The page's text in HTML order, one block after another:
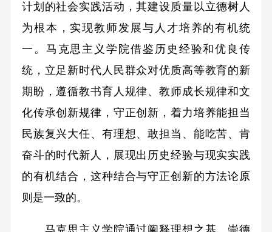
计划的社会实践活动，其建设质量以立德树人
为根本，实现教师发展与人才培养的有机统
一。马克思主义学院借鉴历史经验和优良传
统，立足新时代人民群众对优质高等教育的新
期盼，遵循教书育人规律、教师成长规律和文
化传承创新规律，守正创新，着力培养能担当
民族复兴大任、有理想、敢担当、能吃苦、肯
奋斗的时代新人，展现出历史经验与现实实践
的有机结合，这种结合与守正创新的方法论原
则是一致的。